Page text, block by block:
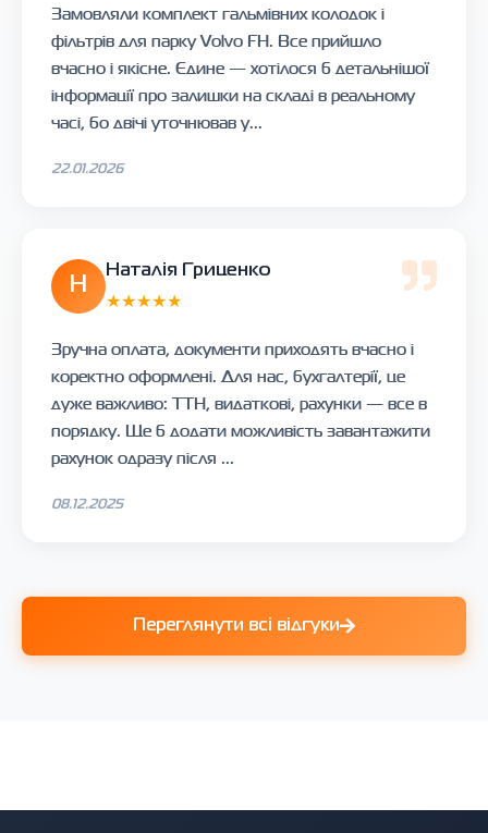
Замовляли комплект гальмівних колодок і
фільтрів для парку Volvo FH. Все прийшло
вчасно і якісне. Єдине — хотілося б детальнішої
інформації про залишки на складі в реальному
часі, бо двічі уточнював у...
22.01.2026
Н
Наталія Гриценко
★★★★★
Зручна оплата, документи приходять вчасно і
коректно оформлені. Для нас, бухгалтерії, це
дуже важливо: ТТН, видаткові, рахунки — все в
порядку. Ще б додати можливість завантажити
рахунок одразу після ...
08.12.2025
Переглянути всі відгуки